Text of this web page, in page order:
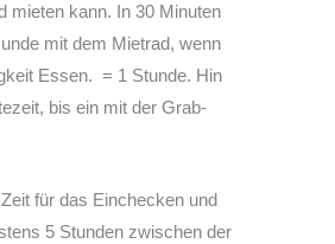
mieten kann. In 30 Minuten
mit dem Mietrad, wenn
Essen. = 1 Stunde. Hin
bis ein mit der Grab-
für das Einchecken und
5 Stunden zwischen der